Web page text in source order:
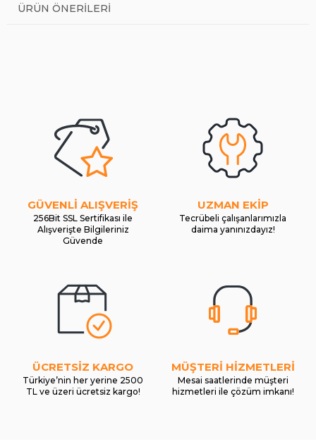
ÜRÜN ÖNERILERI
GÜVENLİ ALIŞVERİŞ
256Bit SSL Sertifikası ile
Alışverişte Bilgileriniz
Güvende
UZMAN EKİP
Tecrübeli çalışanlarımızla
daima yanınızdayız!
ÜCRETSİZ KARGO
Türkiye’nin her yerine 2500
TL ve üzeri ücretsiz kargo!
MÜŞTERİ HİZMETLERİ
Mesai saatlerinde müşteri
hizmetleri ile çözüm imkanı!